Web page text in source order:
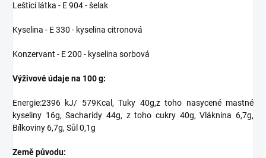
Lešticí látka - E 904 - šelak
Kyselina - E 330 - kyselina citronová
Konzervant - E 200 - kyselina sorbová
Výživové údaje na 100 g:
Energie:2396 kJ/ 579Kcal, Tuky 40g,z toho nasycené mastné
kyseliny 16g, Sacharidy 44g, z toho cukry 40g, Vláknina 6,7g,
Bílkoviny 6,7g, Sůl 0,1g
Země původu: